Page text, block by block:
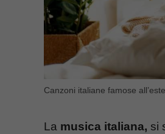
Canzoni italiane famose
La musica italiana, si